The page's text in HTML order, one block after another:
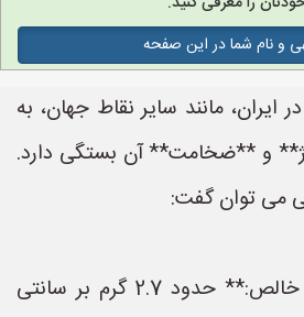
و نام شما در این صفحه
ایران، مانند سایر نقاط جهان، به
و **ضخامت** آن بستگی دارد.
می توان گفت:
* **چگالی آلومینیوم خالص:** حدود 2.7 گرم بر سانتی